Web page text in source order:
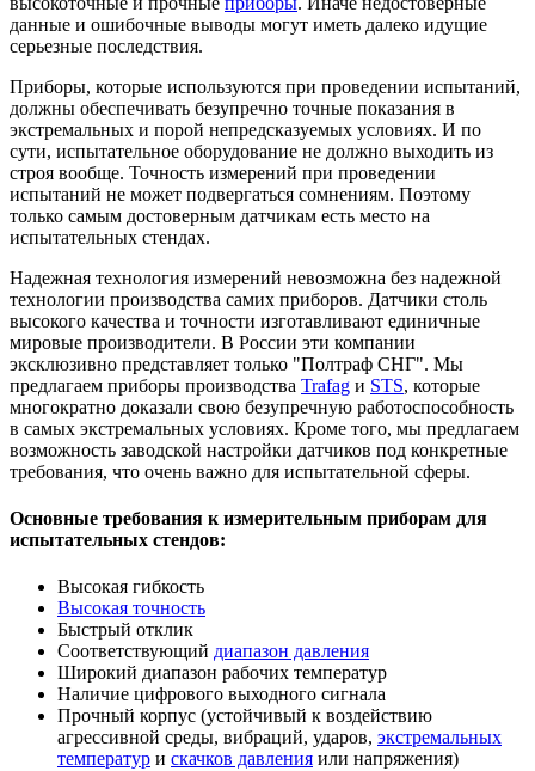
данные и ошибочные выводы могут иметь далеко идущие
серьезные последствия.
Приборы, которые используются при проведении испытаний,
должны обеспечивать безупречно точные показания в
экстремальных и порой непредсказуемых условиях. И по
сути, испытательное оборудование не должно выходить из
строя вообще. Точность измерений при проведении
испытаний не может подвергаться сомнениям. Поэтому
только самым достоверным датчикам есть место на
испытательных стендах.
Надежная технология измерений невозможна без надежной
технологии производства самих приборов. Датчики столь
высокого качества и точности изготавливают единичные
мировые производители. В России эти компании
эксклюзивно представляет только "Полтраф СНГ". Мы
предлагаем приборы производства Trafag и STS, которые
многократно доказали свою безупречную работоспособность
в самых экстремальных условиях. Кроме того, мы предлагаем
возможность заводской настройки датчиков под конкретные
требования, что очень важно для испытательной сферы.
Основные требования к измерительным приборам для
испытательных стендов:
Высокая гибкость
Высокая точность
Быстрый отклик
Соответствующий диапазон давления
Широкий диапазон рабочих температур
Наличие цифрового выходного сигнала
Прочный корпус (устойчивый к воздействию
агрессивной среды, вибраций, ударов, экстремальных
температур и скачков давления или напряжения)